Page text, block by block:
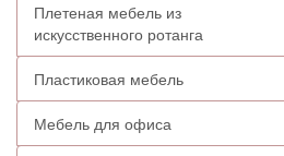
Плетеная мебель из
искусственного ротанга
Пластиковая мебель
Мебель для офиса